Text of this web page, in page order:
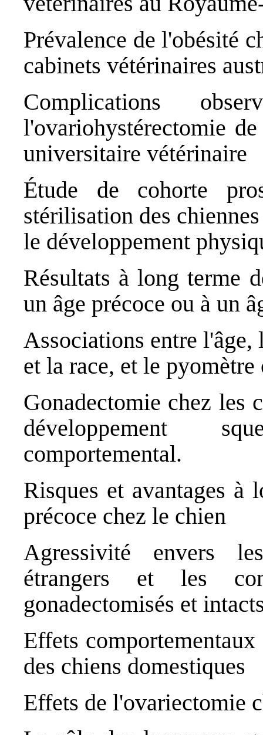
Prévalence de l'obésité
cabinets vétérinaires
Complications
l'ovariohystérectomie
universitaire vétérinaire
Étude de cohorte
stérilisation des
le développement
Résultats à long terme
un âge précoce ou à un
Associations entre
et la race, et le
Gonadectomie chez les
développement
comportemental.
Risques et avantages à
précoce chez le chien
Agressivité envers
étrangers et les
gonadectomisés et
Effets
des chiens domestiques
Effets de l'ovariectomie